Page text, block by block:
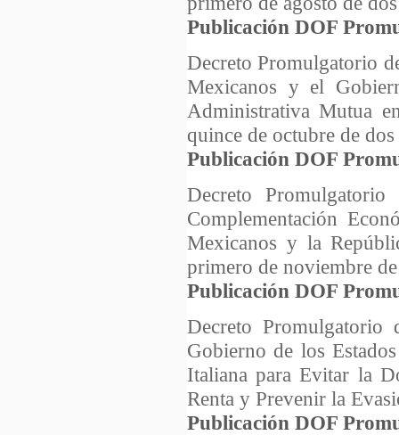
Publicación DOF
Decreto Promulgatorio
Mexicanos y el
Administrativa Mutua
quince de octubre de
Publicación DOF
Decreto
Complementación
Mexicanos y la
primero de noviembre
Publicación DOF
Decreto
Gobierno de los
Italiana para Evitar la
Renta y Prevenir la
Publicación DOF